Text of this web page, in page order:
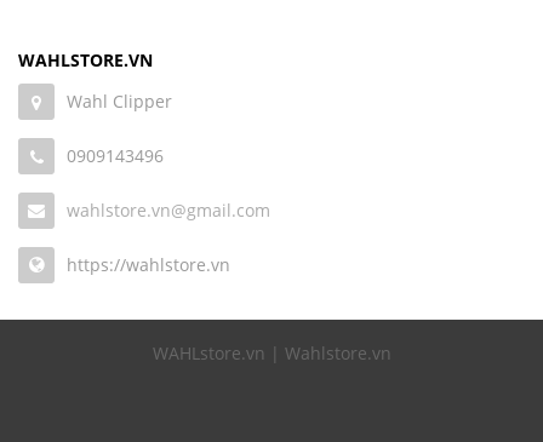
WAHLSTORE.VN
Wahl Clipper
0909143496
wahlstore.vn@gmail.com
https://wahlstore.vn
WAHLstore.vn | Wahlstore.vn